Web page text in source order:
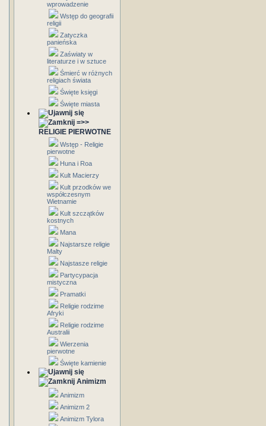
wprowadzenie
Wstęp do geografii
religii
Zatyczka
panieńska
Zaświaty w
literaturze i w sztuce
Śmierć w różnych
religiach świata
Święte księgi
Święte miasta
=>>
RELIGIE PIERWOTNE
Wstęp - Religie
pierwotne
Huna i Roa
Kult Macierzy
Kult przodków we
współczesnym
Wietnamie
Kult szczątków
kostnych
Mana
Najstarsze religie
Malty
Najstasze religie
Partycypacja
mistyczna
Pramatki
Religie rodzime
Afryki
Religie rodzime
Australii
Wierzenia
pierwotne
Święte kamienie
Animizm
Animizm
Animizm 2
Animizm Tylora